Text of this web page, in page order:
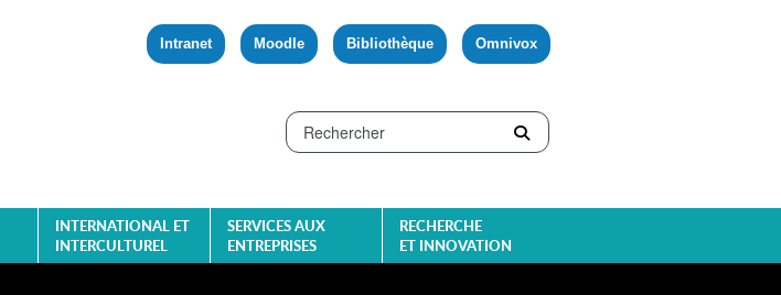
Intranet Moodle Bibliothèque Omnivox
INTERNATIONAL ET
INTERCULTUREL
SERVICES AUX
ENTREPRISES
RECHERCHE
ET INNOVATION